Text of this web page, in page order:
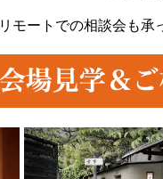
リモートでの相談会も承